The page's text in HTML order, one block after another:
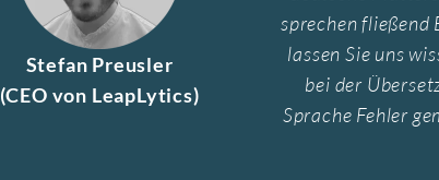
Stefan Preusler
(CEO von LeapLytics)
sprechen fließend
lassen Sie uns
bei der
Sprache Fehler